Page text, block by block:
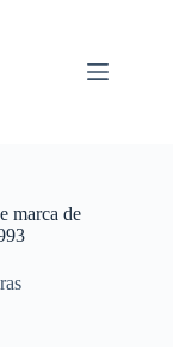
marca de